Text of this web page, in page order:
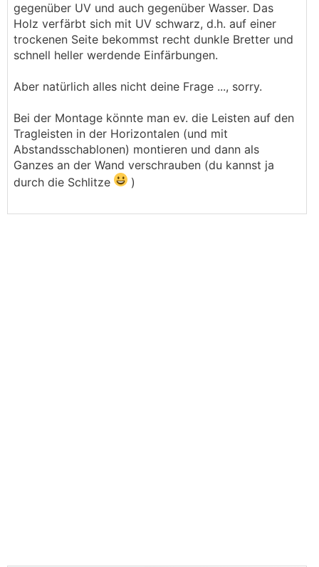
gegenüber UV und auch gegenüber Wasser. Das
Holz verfärbt sich mit UV schwarz, d.h. auf einer
trockenen Seite bekommst recht dunkle Bretter und
schnell heller werdende Einfärbungen.
Aber natürlich alles nicht deine Frage ..., sorry.
Bei der Montage könnte man ev. die Leisten auf den
Tragleisten in der Horizontalen (und mit
Abstandsschablonen) montieren und dann als
Ganzes an der Wand verschrauben (du kannst ja
durch die Schlitze
)